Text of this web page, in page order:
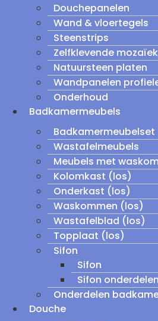
Douchepanelen
Wand & vloertegels
Steenstrips
Zelfklevende
Natuursteen platen
Wandpanelen
Onderhoud
Badkamermeubels
Badkamermeubelset
Wastafelmeubels
Meubels met waskom
Kolomkast (los)
Onderkast (los)
Waskommen (los)
Wastafelblad (los)
Topplaat (los)
Sifon
Sifon
Sifon onderdelen
Onderdelen
Douche